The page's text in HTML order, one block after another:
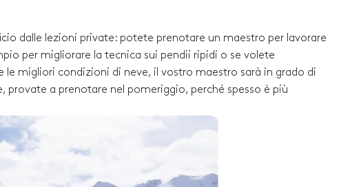
dalle lezioni private: potete prenotare un maestro per lavorare
per migliorare la tecnica sui pendii ripidi o se volete
migliori condizioni di neve, il vostro maestro sarà in grado di
provate a prenotare nel pomeriggio, perché spesso è più